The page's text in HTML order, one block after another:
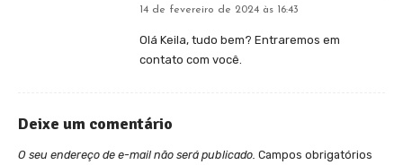
14 de fevereiro de 2024 às 16:43
Olá Keila, tudo bem? Entraremos em
contato com você.
Deixe um comentário
O seu endereço de e-mail não será publicado. Campos obrigatórios